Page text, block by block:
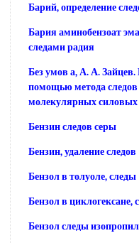
Барий, определение
Бария аминобензоат
следами радия
Без умов а, А. А. Зайцев.
помощью метода
молекулярных
Бензин следов серы
Бензин, удаление следов
Бензол в толуоле, следы
Бензол в циклогексане,
Бензол следы